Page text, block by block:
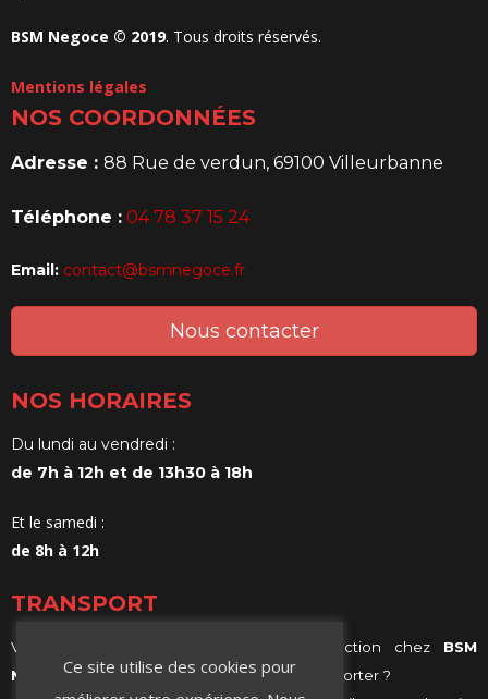
BSM Negoce © 2019. Tous droits réservés.
Mentions légales
NOS COORDONNÉES
Adresse : 88 Rue de verdun, 69100 Villeurbanne
Téléphone : 04 78 37 15 24
Email: contact@bsmnegoce.fr
Nous contacter
NOS HORAIRES
Du lundi au vendredi :
de 7h à 12h et de 13h30 à 18h
Et le samedi :
de 8h à 12h
TRANSPORT
Vous achetez vos matériaux de construction chez BSM
Negoceet vous ne savez comment les transporter ?
Ce site utilise des cookies pour